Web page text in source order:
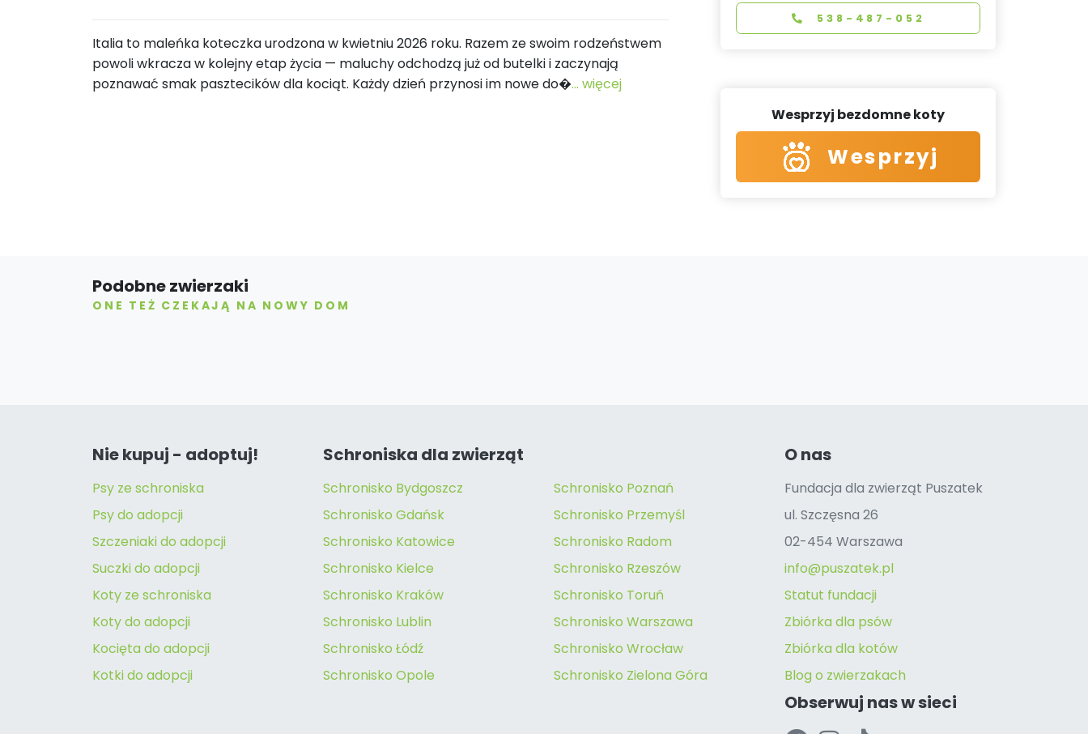
Italia to maleńka koteczka urodzona w kwietniu 2026 roku. Razem ze swoim rodzeństwem
powoli wkracza w kolejny etap życia — maluchy odchodzą już od butelki i zaczynają
poznawać smak pasztecików dla kociąt. Każdy dzień przynosi im nowe do�... więcej
538-487-052
Wesprzyj bezdomne koty
Wesprzyj
Podobne zwierzaki
ONE TEŻ CZEKAJĄ NA NOWY DOM
Nie kupuj - adoptuj!
Psy ze schroniska
Psy do adopcji
Szczeniaki do adopcji
Suczki do adopcji
Koty ze schroniska
Koty do adopcji
Kocięta do adopcji
Kotki do adopcji
Schroniska dla zwierząt
Schronisko Bydgoszcz
Schronisko Gdańsk
Schronisko Katowice
Schronisko Kielce
Schronisko Kraków
Schronisko Lublin
Schronisko Łódź
Schronisko Opole
Schronisko Poznań
Schronisko Przemyśl
Schronisko Radom
Schronisko Rzeszów
Schronisko Toruń
Schronisko Warszawa
Schronisko Wrocław
Schronisko Zielona Góra
O nas
Fundacja dla zwierząt Puszatek
ul. Szczęsna 26
02-454 Warszawa
info@puszatek.pl
Statut fundacji
Zbiórka dla psów
Zbiórka dla kotów
Blog o zwierzakach
Obserwuj nas w sieci